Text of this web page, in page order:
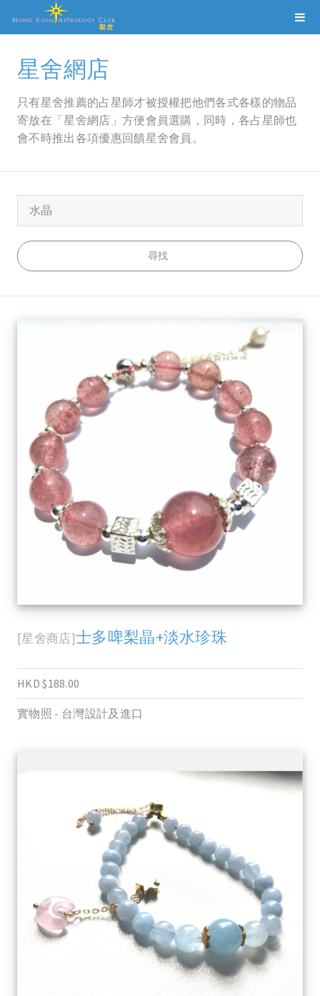
星舍網店
只有星舍推薦的占星師才被授權把他們各式各樣的物品
寄放在「星舍網店」方便會員選購，同時，各占星師也
會不時推出各項優惠回饋星舍會員。
[星舍商店]士多啤梨晶+淡水珍珠
HKD $188.00
實物照 - 台灣設計及進口